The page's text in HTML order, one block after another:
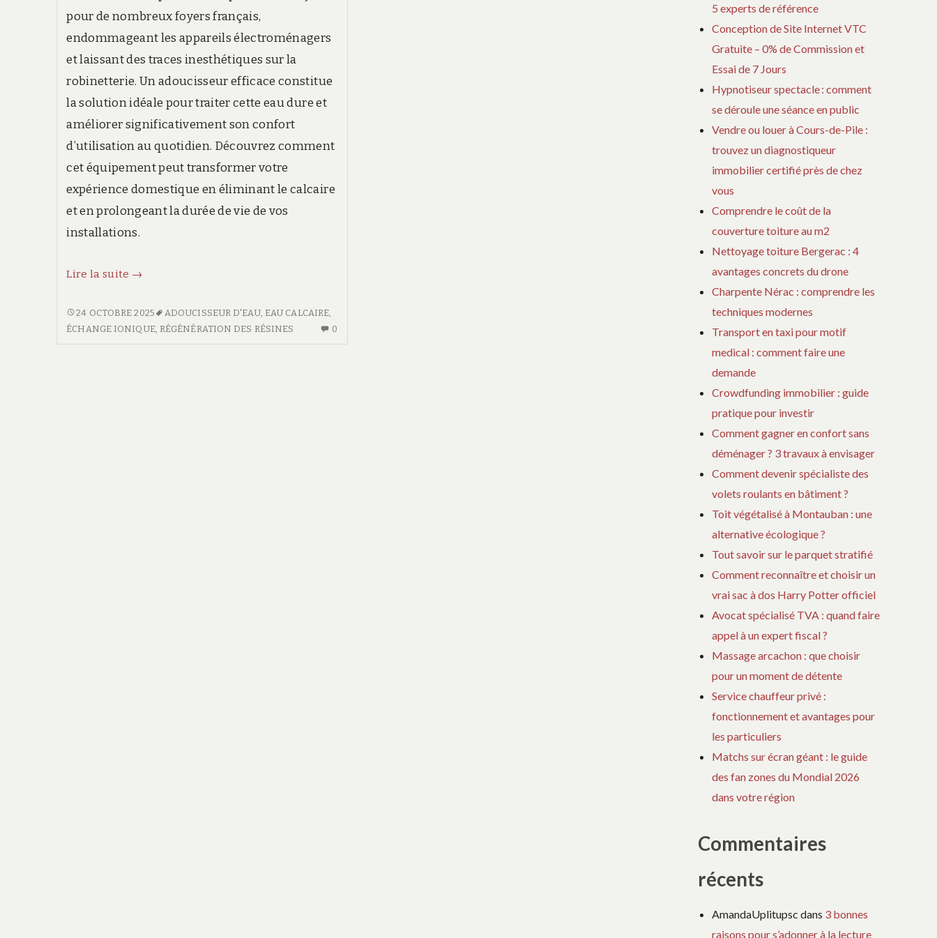
pour de nombreux foyers français,
endommageant les appareils électroménagers
et laissant des traces inesthétiques sur la
robinetterie. Un adoucisseur efficace constitue
la solution idéale pour traiter cette eau dure et
améliorer significativement son confort
d’utilisation au quotidien. Découvrez comment
cet équipement peut transformer votre
expérience domestique en éliminant le calcaire
et en prolongeant la durée de vie de vos
installations.
Lire la suite Optimiser
qualité
de
→
OPTIMISER
LA
24 OCTOBRE 2025 ADOUCISSEUR D'EAU, EAU CALCAIRE
ÉCHANGE IONIQUE, RÉGÉNÉRATION DES RÉSINES 0
5 experts de référence
Conception de Site Internet VTC
Gratuite – 0% de Commission et
Essai de 7 Jours
Hypnotiseur spectacle : comment
se déroule une séance en public
Vendre ou louer à Cours-de-Pile :
trouvez un diagnostiqueur
immobilier certifié près de chez
vous
Comprendre le coût de la
couverture toiture au m2
Nettoyage toiture Bergerac : 4
avantages concrets du drone
Charpente Nérac : comprendre les
techniques modernes
Transport en taxi pour motif
medical : comment faire une
demande
Crowdfunding immobilier : guide
pratique pour investir
Comment gagner en confort sans
déménager ? 3 travaux à envisager
Comment devenir spécialiste des
volets roulants en bâtiment ?
Toit végétalisé à Montauban : une
alternative écologique ?
Tout savoir sur le parquet stratifié
Comment reconnaître et choisir un
vrai sac à dos Harry Potter officiel
Avocat spécialisé TVA : quand faire
appel à un expert fiscal ?
Massage arcachon : que choisir
pour un moment de détente
Service chauffeur privé :
fonctionnement et avantages pour
les particuliers
Matchs sur écran géant : le guide
des fan zones du Mondial 2026
dans votre région
Commentaires
récents
AmandaUplitupsc dans 3 bonnes
raisons pour s’adonner à la lecture